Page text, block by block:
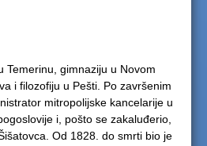
Temerinu, gimnaziju u Novom
i filozofiju u Pešti. Po završenim
mitropolijske kancelarije u
i, pošto se zakaluđerio,
Od 1828. do smrti bio je